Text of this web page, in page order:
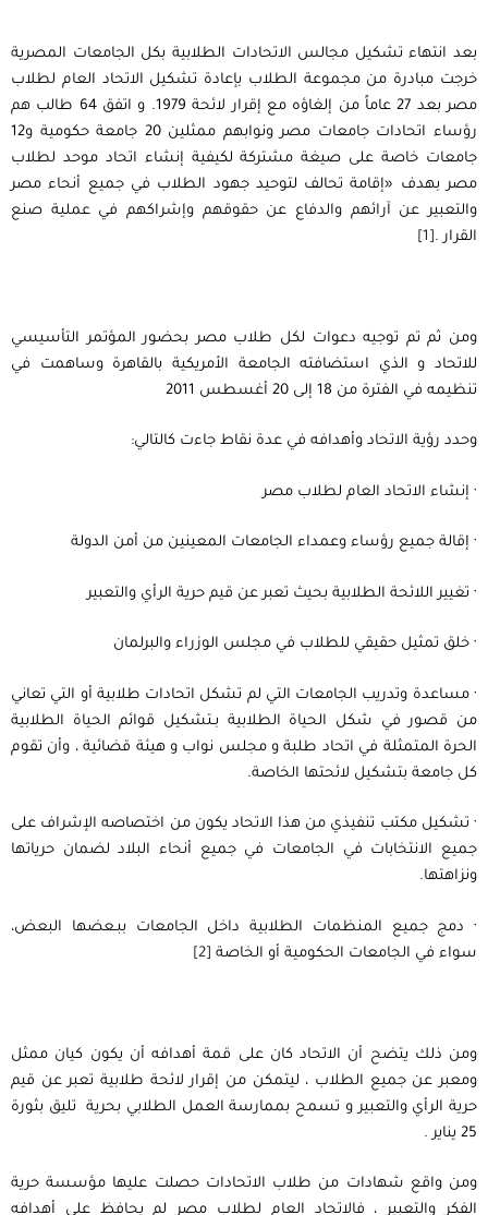
بعد انتهاء تشكيل مجالس الاتحادات الطلابية بكل الجامعات المصرية
خرجت مبادرة من مجموعة الطلاب بإعادة تشكيل الاتحاد العام لطلاب
مصر بعد 27 عاماً من إلغاؤه مع إقرار لائحة 1979. و اتفق 64 طالب هم
رؤساء اتحادات جامعات مصر ونوابهم ممثلين 20 جامعة حكومية و12
جامعات خاصة على صيغة مشتركة لكيفية إنشاء اتحاد موحد لطلاب
مصر بهدف «إقامة تحالف لتوحيد جهود الطلاب في جميع أنحاء مصر
والتعبير عن آرائهم والدفاع عن حقوقهم وإشراكهم في عملية صنع
القرار . [1]
ومن ثم تم توجيه دعوات لكل طلاب مصر بحضور المؤتمر التأسيسي
للاتحاد و الذي استضافته الجامعة الأمريكية بالقاهرة وساهمت في
تنظيمه في الفترة من 18 إلى 20 أغسطس 2011
وحدد رؤية الاتحاد وأهدافه في عدة نقاط جاءت كالتالي:
· إنشاء الاتحاد العام لطلاب مصر
· إقالة جميع رؤساء وعمداء الجامعات المعينين من أمن الدولة
· تغيير اللائحة الطلابية بحيث تعبر عن قيم حرية الرأي والتعبير
· خلق تمثيل حقيقي للطلاب في مجلس الوزراء والبرلمان
· مساعدة وتدريب الجامعات التي لم تشكل اتحادات طلابية أو التي تعاني
من قصور في شكل الحياة الطلابية بـتشكيل قوائم الحياة الطلابية
الحرة المتمثلة في اتحاد طلبة و مجلس نواب و هيئة قضائية ، وأن تقوم
كل جامعة بتشكيل لائحتها الخاصة.
· تشكيل مكتب تنفيذي من هذا الاتحاد يكون من اختصاصه الإشراف على
جميع الانتخابات في الجامعات في جميع أنحاء البلاد لضمان حرياتها
ونزاهتها.
· دمج جميع المنظمات الطلابية داخل الجامعات ببـعضها البعض،
سواء في الجامعات الحكومية أو الخاصة
ومن ذلك يتضح أن الاتحاد كان على قمة أهدافه أن يكون كيان ممثل
ومعبر عن جميع الطلاب ، ليتمكن من إقرار لائحة طلابية تعبر عن قيم
حرية الرأي والتعبير و تسمح بممارسة العمل الطلابي بحرية تليق بثورة
25 يناير .
ومن واقع شهادات من طلاب الاتحادات حصلت عليها مؤسسة حرية
الفكر والتعبير ، فالاتحاد العام لطلاب مصر لم يحافظ على أهدافه